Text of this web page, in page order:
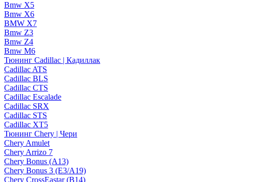
Bmw X5
Bmw X6
BMW X7
Bmw Z3
Bmw Z4
Bmw М6
Тюнинг Cadillac | Кадиллак
Cadillac ATS
Cadillac BLS
Cadillac CTS
Cadillac Escalade
Cadillac SRX
Cadillac STS
Cadillac XT5
Тюнинг Chery | Чери
Chery Amulet
Chery Arrizo 7
Chery Bonus (A13)
Chery Bonus 3 (E3/A19)
Chery CrossEastar (B14)